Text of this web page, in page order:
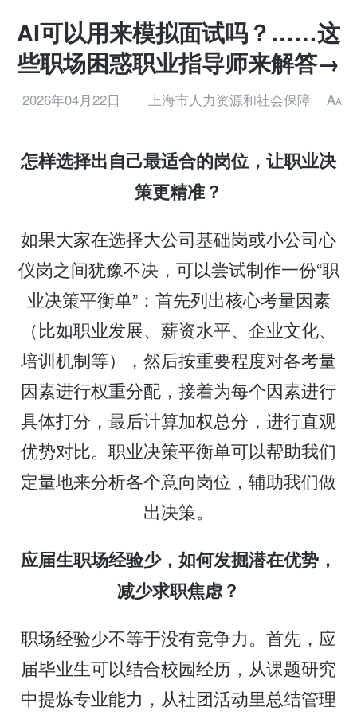
AI可以用来模拟面试吗？……这
些职场困惑职业指导师来解答→
2026年04月22日 上海市人力资源和社会保障 AA
怎样选择出自己最适合的岗位，让职业决
策更精准？
如果大家在选择大公司基础岗或小公司心
仪岗之间犹豫不决，可以尝试制作一份“职
业决策平衡单”：首先列出核心考量因素
（比如职业发展、薪资水平、企业文化、
培训机制等），然后按重要程度对各考量
因素进行权重分配，接着为每个因素进行
具体打分，最后计算加权总分，进行直观
优势对比。职业决策平衡单可以帮助我们
定量地来分析各个意向岗位，辅助我们做
出决策。
应届生职场经验少，如何发掘潜在优势，
减少求职焦虑？
职场经验少不等于没有竞争力。首先，应
届毕业生可以结合校园经历，从课题研究
中提炼专业能力，从社团活动里总结管理